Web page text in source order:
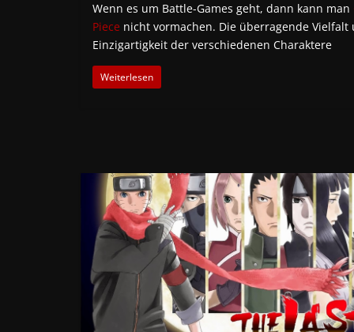
Wenn es um Battle-Games geht, dann kann man
Piece nicht vormachen. Die überragende Vielfalt
Einzigartigkeit der verschiedenen Charaktere
Weiterlesen